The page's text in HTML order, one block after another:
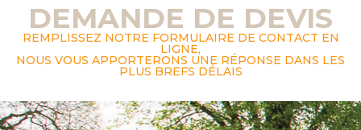
DEMANDE DE DEVIS
REMPLISSEZ NOTRE FORMULAIRE DE CONTACT EN
LIGNE,
NOUS VOUS APPORTERONS UNE RÉPONSE DANS LES
PLUS BREFS DÉLAIS